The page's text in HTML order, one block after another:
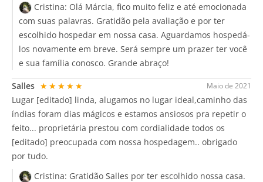
Cristina: Olá Márcia, fico muito feliz e até emocionada
com suas palavras. Gratidão pela avaliação e por ter
escolhido hospedar em nossa casa. Aguardamos hospedá-
los novamente em breve. Será sempre um prazer ter você
e sua família conosco. Grande abraço!
Maio de 2021
Salles ★★★★★
Lugar [editado] linda, alugamos no lugar ideal,caminho das
índias foram dias mágicos e estamos ansiosos pra repetir o
feito... proprietária prestou com cordialidade todos os
[editado] preocupada com nossa hospedagem.. obrigado
por tudo.
Cristina: Gratidão Salles por ter escolhido nossa casa.